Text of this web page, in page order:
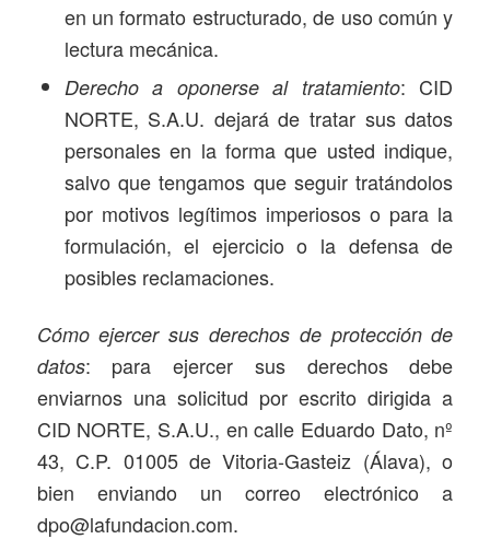
en un formato estructurado, de uso común y
lectura mecánica.
Derecho a oponerse al tratamiento: CID
NORTE, S.A.U. dejará de tratar sus datos
personales en la forma que usted indique,
salvo que tengamos que seguir tratándolos
por motivos legítimos imperiosos o para la
formulación, el ejercicio o la defensa de
posibles reclamaciones.
Cómo ejercer sus derechos de protección de
datos: para ejercer sus derechos debe
enviarnos una solicitud por escrito dirigida a
CID NORTE, S.A.U., en calle Eduardo Dato, nº
43, C.P. 01005 de Vitoria-Gasteiz (Álava), o
bien enviando un correo electrónico a
dpo@lafundacion.com.